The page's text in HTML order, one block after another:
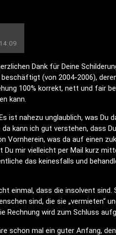
Dank für Deine
(von 2004-2006),
100% korrekt, nett und fair
kann.
ist nahezu unglaublich, was
da kann ich gut verstehen, dass
Vornherein, was da auf einen
Du mir vielleicht per Mail kurz
das keinesfalls und
einmal, dass die insolvent
sind, die sie „vermieten“
Rechnung wird zum Schluss
schon mal ein guter Anfang,